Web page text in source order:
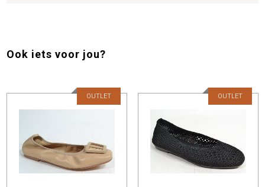
Ook iets voor jou?
OUTLET OUTLET